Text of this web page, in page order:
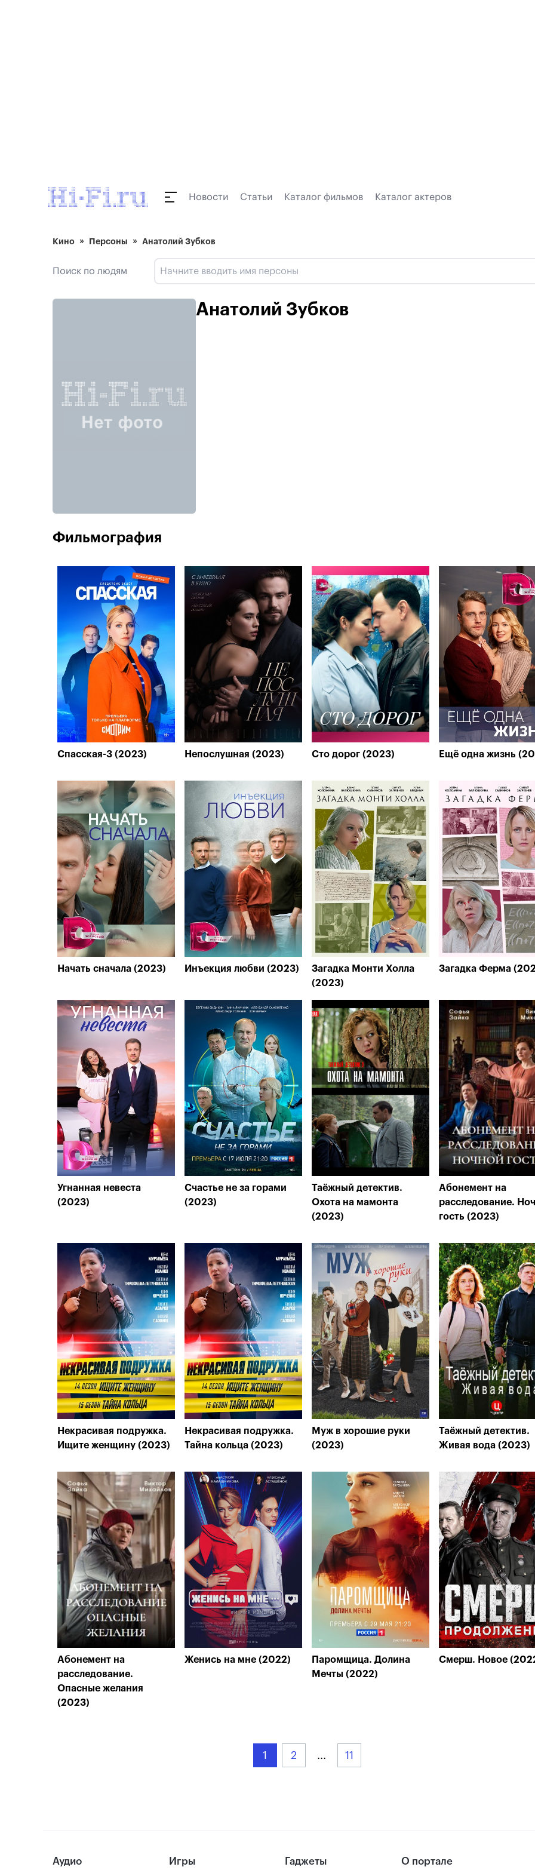
Новости Статьи Каталог фильмов Каталог актеров
Кино Персоны Анатолий Зубков
Поиск по людям
Анатолий Зубков
Фильмография
Спасская-3 (2023) Непослушная (2023) Сто дорог (2023) Ещё одна жизнь
Начать сначала (2023) Инъекция любви (2023)
Загадка Монти Холла
(2023)
Загадка Ферма
Угнанная невеста
(2023)
Счастье не за горами
(2023)
Таёжный детектив.
Охота на мамонта
(2023)
Абонемент на
расследование.
гость (2023)
Некрасивая подружка.
Ищите женщину (2023)
Некрасивая подружка.
Тайна кольца (2023)
Муж в хорошие руки
(2023)
Таёжный детектив.
Живая вода (2023)
Абонемент на
расследование.
Опасные желания
(2023)
Женись на мне (2022)
Паромщица. Долина
Мечты (2022)
Смерш. Новое
1 2 ... 11
Аудио Игры Гаджеты О портале